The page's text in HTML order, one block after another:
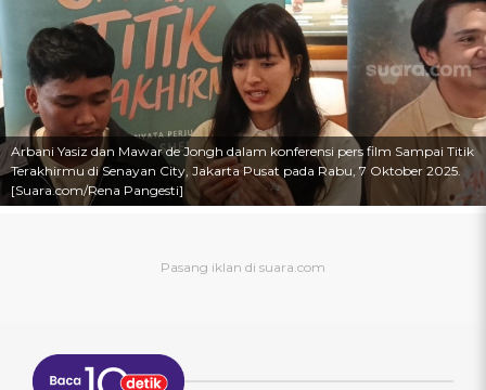
Arbani Yasiz dan Mawar de Jongh dalam konferensi pers film Sampai Titik
Terakhirmu di Senayan City, Jakarta Pusat pada Rabu, 7 Oktober 2025.
[Suara.com/Rena Pangesti]